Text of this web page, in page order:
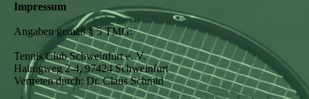
Impressum
Angaben gemäß § 5 TMG:
Tennis Club Schweinfurt e. V.
Hainigweg 2-4, 97424 Schweinfurt
Vertreten durch: Dr. Claus Schmid